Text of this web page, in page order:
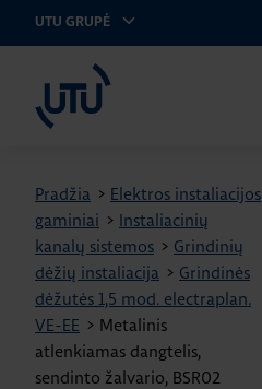
UTU GRUPĖ
UTU Lithuania
Pradžia > Elektros instaliacijos
gaminiai > Instaliacinių
kanalų sistemos > Grindinių
dėžių instaliacija > Grindinės
dėžutės 1,5 mod. electraplan.
VE-EE > Metalinis
atlenkiamas dangtelis,
sendinto žalvario, BSR02